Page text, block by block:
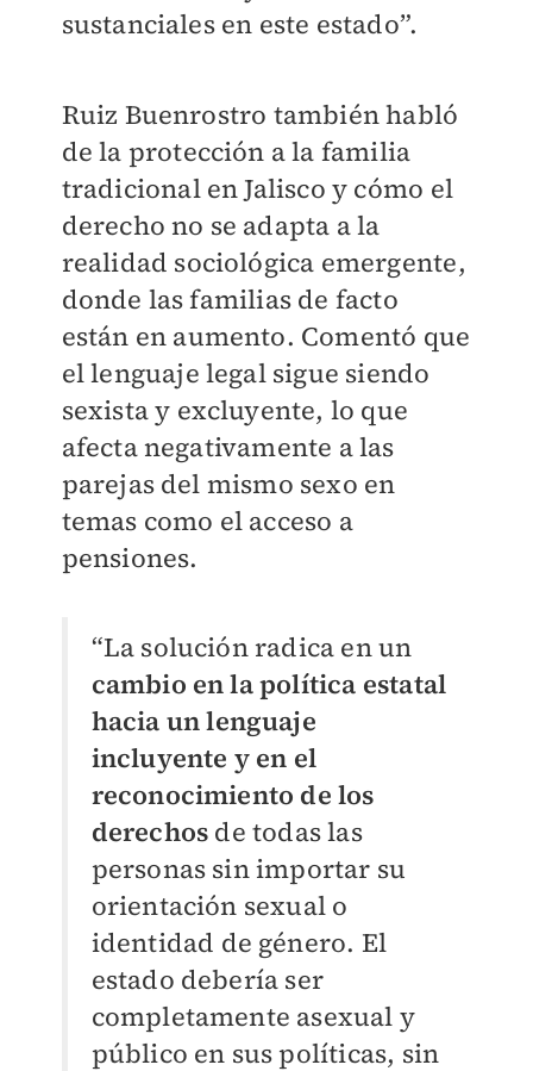
sustanciales en este estado”.
Ruiz Buenrostro también habló
de la protección a la familia
tradicional en Jalisco y cómo el
derecho no se adapta a la
realidad sociológica emergente,
donde las familias de facto
están en aumento. Comentó que
el lenguaje legal sigue siendo
sexista y excluyente, lo que
afecta negativamente a las
parejas del mismo sexo en
temas como el acceso a
pensiones.
“La solución radica en un
cambio en la política estatal
hacia un lenguaje
incluyente y en el
reconocimiento de los
derechos de todas las
personas sin importar su
orientación sexual o
identidad de género. El
estado debería ser
completamente asexual y
público en sus políticas, sin